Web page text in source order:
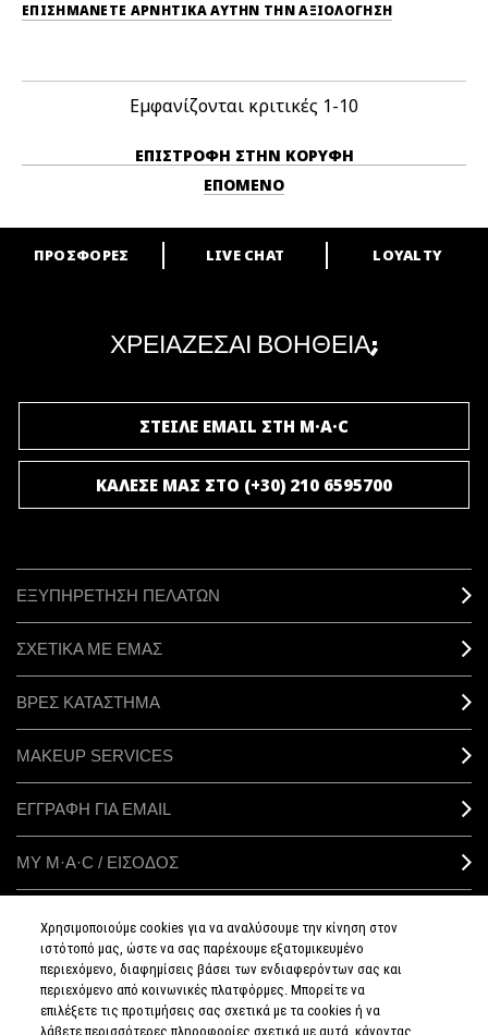
ΕΠΙΣΗΜΆΝΕΤΕ ΑΡΝΗΤΙΚΆ ΑΥΤΉΝ ΤΗΝ ΑΞΙΟΛΟΓΗΣΗ
Εμφανίζονται κριτικές 1-10
ΕΠΙΣΤΡΟΦΉ ΣΤΗΝ ΚΟΡΥΦΉ
ΕΠΌΜΕΝΟ
ARE YOU A M·A·C LOVER?
ΠΡΟΣΦΟΡΕΣ LIVE CHAT LOYALTY
ΧΡΕΙΑΖΕΣΑΙ ΒΟΗΘΕΙΑ;
ΣΤΕΙΛΕ EMAIL ΣΤΗ M·A·C
ΚΑΛΕΣΕ ΜΑΣ ΣΤΟ (+30) 210 6595700
ΕΞΥΠΗΡΕΤΗΣΗ ΠΕΛΑΤΩΝ
ΣΧΕΤΙΚΑ ΜΕ ΕΜΑΣ
ΒΡΕΣ ΚΑΤΑΣΤΗΜΑ
MAKEUP SERVICES
ΕΓΓΡΑΦΗ ΓΙΑ EMAIL
ΜΥ M·A·C / ΕΙΣΟΔΟΣ
ΣΥΝΔΕΘΕΙΤΕ
Χρησιμοποιούμε cookies για να αναλύσουμε την κίνηση στον
ιστότοπό μας, ώστε να σας παρέχουμε εξατομικευμένο
περιεχόμενο, διαφημίσεις βάσει των ενδιαφερόντων σας και
περιεχόμενο από κοινωνικές πλατφόρμες. Μπορείτε να
επιλέξετε τις προτιμήσεις σας σχετικά με τα cookies ή να
λάβετε περισσότερες πληροφορίες σχετικά με αυτά, κάνοντας